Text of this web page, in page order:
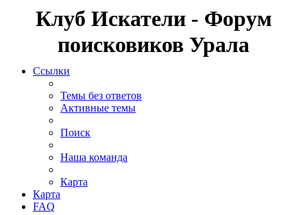
Клуб Искатели - Форум
поисковиков Урала
Ссылки
Темы без ответов
Активные темы
Поиск
Наша команда
Карта
Карта
FAQ